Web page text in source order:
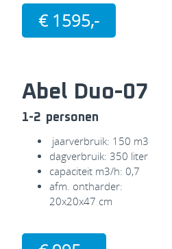
€ 1595,-
Abel Duo-07
1-2 personen
jaarverbruik: 150 m3
dagverbruik: 350 liter
capaciteit m3/h: 0,7
afm. ontharder:
20x20x47 cm